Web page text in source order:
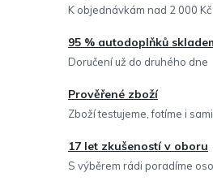
í
p
r
y
v
ý
K objednávkám nad 2 000 Kč
95 % autodoplňků
Doručení už do druhého dne
Prověřené zboží
Zboží testujeme, fotíme i
17 let zkušeností v oboru
S výběrem rádi poradíme